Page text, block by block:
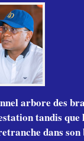
arbore des
tandis
dans son